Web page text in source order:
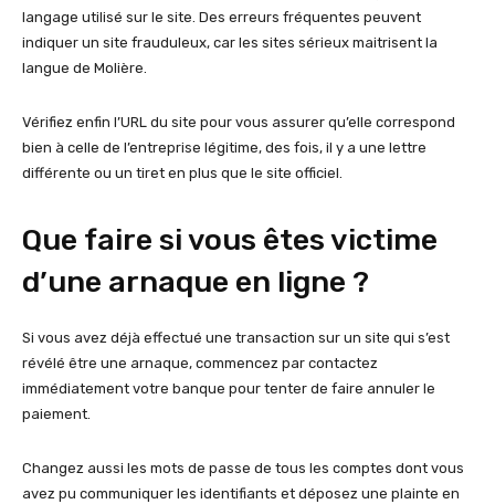
langage utilisé sur le site. Des erreurs fréquentes peuvent
indiquer un site frauduleux, car les sites sérieux maitrisent la
langue de Molière.
Vérifiez enfin l’URL du site pour vous assurer qu’elle correspond
bien à celle de l’entreprise légitime, des fois, il y a une lettre
différente ou un tiret en plus que le site officiel.
Que faire si vous êtes victime
d’une arnaque en ligne ?
Si vous avez déjà effectué une transaction sur un site qui s’est
révélé être une arnaque, commencez par contactez
immédiatement votre banque pour tenter de faire annuler le
paiement.
Changez aussi les mots de passe de tous les comptes dont vous
avez pu communiquer les identifiants et déposez une plainte en